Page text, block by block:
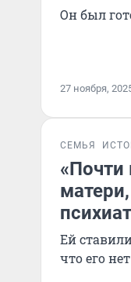
Он был
27 ноября,
СЕМЬЯ
«Почти
Ей
что его нет